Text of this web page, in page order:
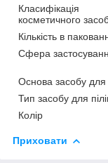
Класифікація
косметичного
Кількість в
Сфера
Основа засобу для
Тип засобу для
Колір
Приховати